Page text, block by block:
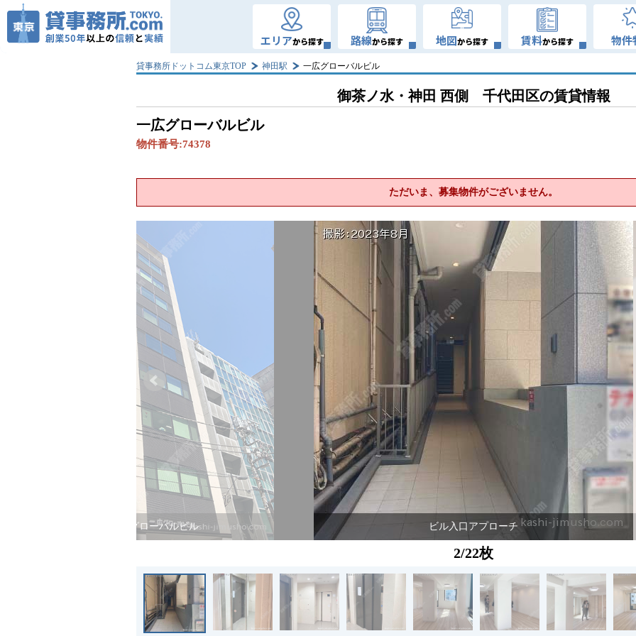
エリアから探す 路線から探す 地図から探す 賃料から探す 物件
貸事務所ドットコム東京TOP 神田駅 一広グローバルビル
御茶ノ水・神田 西側 千代田区の賃貸情報
一広グローバルビル
物件番号:74378
ただいま、募集物件がございません。
一広グローバルビル ビル入口アプローチ
2/22枚